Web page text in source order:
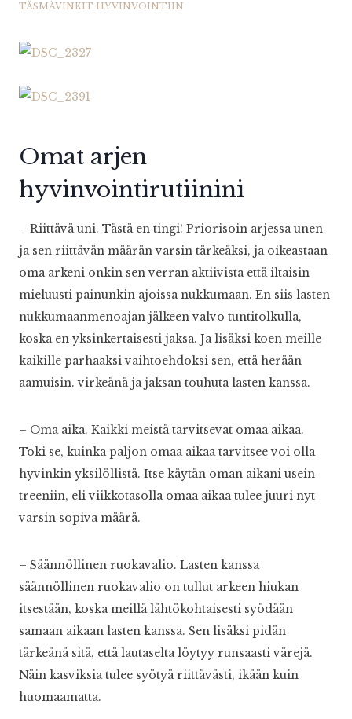
TÄSMÄVINKIT HYVINVOINTIIN
Omat arjen
hyvinvointirutiinini
– Riittävä uni. Tästä en tingi! Priorisoin arjessa unen
ja sen riittävän määrän varsin tärkeäksi, ja oikeastaan
oma arkeni onkin sen verran aktiivista että iltaisin
mieluusti painunkin ajoissa nukkumaan. En siis lasten
nukkumaanmenoajan jälkeen valvo tuntitolkulla,
koska en yksinkertaisesti jaksa. Ja lisäksi koen meille
kaikille parhaaksi vaihtoehdoksi sen, että herään
aamuisin. virkeänä ja jaksan touhuta lasten kanssa.
– Oma aika. Kaikki meistä tarvitsevat omaa aikaa.
Toki se, kuinka paljon omaa aikaa tarvitsee voi olla
hyvinkin yksilöllistä. Itse käytän oman aikani usein
treeniin, eli viikkotasolla omaa aikaa tulee juuri nyt
varsin sopiva määrä.
– Säännöllinen ruokavalio. Lasten kanssa
säännöllinen ruokavalio on tullut arkeen hiukan
itsestään, koska meillä lähtökohtaisesti syödään
samaan aikaan lasten kanssa. Sen lisäksi pidän
tärkeänä sitä, että lautaselta löytyy runsaasti värejä.
Näin kasviksia tulee syötyä riittävästi, ikään kuin
huomaamatta.